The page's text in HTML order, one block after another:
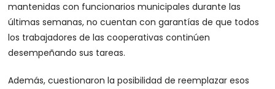
mantenidas con funcionarios municipales durante las
últimas semanas, no cuentan con garantías de que todos
los trabajadores de las cooperativas continúen
desempeñando sus tareas.
Además, cuestionaron la posibilidad de reemplazar esos